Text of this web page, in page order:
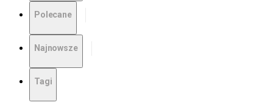
Polecane
Najnowsze
Tagi